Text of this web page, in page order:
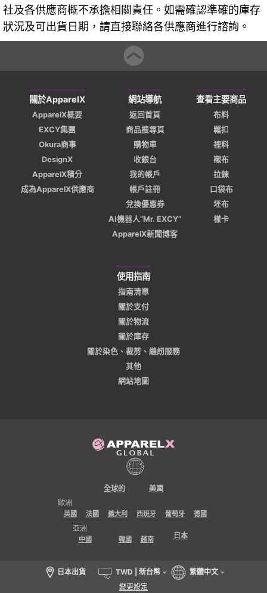
社及各供應商概不承擔相關責任。如需確認準確的庫存
狀況及可出貨日期，請直接聯絡各供應商進行諮詢。
關於ApparelX
ApparelX概要
EXCY集團
Okura商事
DesignX
ApparelX積分
成為ApparelX供應商
網站導航
返回首頁
商品搜尋頁
購物車
收銀台
我的帳戶
帳戶註冊
兌換優惠券
AI機器人“Mr. EXCY”
ApparelX新聞博客
查看主要商品
布料
羈扣
裡料
襯布
拉鍊
口袋布
坯布
樣卡
使用指南
指南清單
關於支付
關於物流
關於庫存
關於染色、裁剪、縫紉服務
其他
網站地圖
全球的
美國
歐洲
英國 法國 義大利 西班牙 葡萄牙 德國
亞洲
中國 韓國 越南 日本
日本出貨 TWD | 新台幣
繁體中文
變更設定